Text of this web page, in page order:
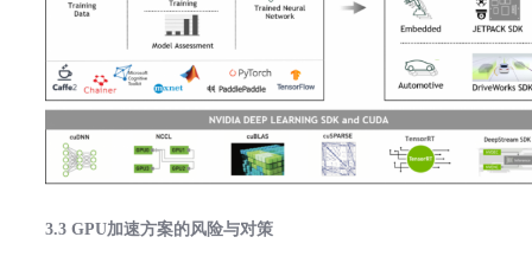
3.3 GPU加速方案的风险与对策